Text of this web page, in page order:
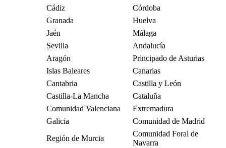
Cádiz
Córdoba
Granada
Huelva
Jaén
Málaga
Sevilla
Andalucía
Aragón
Principado de Asturias
Islas Baleares
Canarias
Cantabria
Castilla y León
Castilla-La Mancha
Cataluña
Comunidad Valenciana
Extremadura
Galicia
Comunidad de Madrid
Región de Murcia
Comunidad Foral de
Navarra